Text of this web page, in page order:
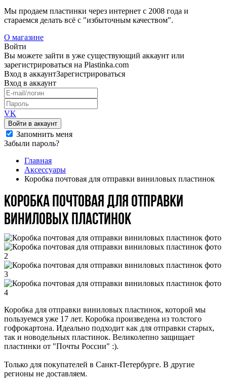
Мы продаем пластинки через интернет c 2008 года и
стараемся делать всё с "избыточным качеством".
О магазине
Войти
Вы можете зайти в уже существующий аккаунт или
зарегистрироваться на Plastinka.com
Вход в аккаунтЗарегистрироваться
Вход в аккаунт
VK
Войти в аккаунт
Запомнить меня
Забыли пароль?
Главная
Аксессуары
Коробка почтовая для отправки виниловых пластинок
Коробка почтовая для отправки
виниловых пластинок
Коробка для отправки виниловых пластинок, которой мы
пользуемся уже 17 лет. Коробка произведена из толстого
гофрокартона. Идеально подходит как для отправки старых,
так и новодельных пластинок. Великолепно защищает
пластинки от "Почты России" :).
Только для покупателей в Санкт-Петербурге. В другие
регионы не доставляем.